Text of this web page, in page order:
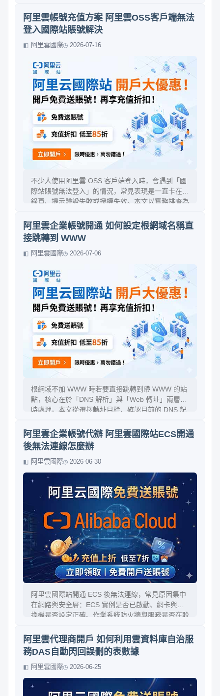
服務與防火牆」，最後覆盤日誌與例外情況。你可以
用最少步驟定位問題，避免反覆重裝或盲目改設定。
阿里雲帳號充值方案 阿里雲OSS客戶端無法
登入國際站賬號解決
阿里雲國際 2026-07-16
不少人使用阿里雲 OSS 客戶端登入時，會遇到「國
際站賬號無法登入」的情況，常見表現是一直卡在登
錄頁、提示驗證失敗或授權失效。本文以實務排查為
Cookie、國際站授權流程、客戶端版本與配置、賬
號權限與安全策略。最後給出可操作的解法與驗證步
驟，幫你快速恢復登入。
阿里雲企業帳號開通 如何設定根網域名稱直
接跳轉到 WWW
阿里雲國際 2026-07-06
根網域不加 WWW 時若要直接跳轉到帶 WWW 的站
點，核心在於「DNS 解析」與「Web 轉址」兩層同
時處理。本文從選擇轉址目標、確認目前的 DNS 記
端設定 301 永久轉址開始，並說明常見失敗原因、
除錯方法與對 SEO 的影響，讓設定過程穩定可控。
阿里雲企業帳號代辦 阿里雲國際站ECS開通
後無法連線怎麼辦
阿里雲國際 2026-06-30
阿里雲國際站開通 ECS 後無法連線，常見原因集中
在網路與安全層：ECS 實例是否已啟動、網卡與交
換機是否設定正確、作業系統防火牆與服務是否在聆
本文以排查流程為主線，從連線方式、IP/端口、雲
端安全組到本機路徑，並給出可直接照做的檢查清單
與修復策略，幫你在最短時間恢復連線。
阿里雲代理商開戶 如何利用雲資料庫自治服
務DAS自動閃回誤刪的表數據
阿里雲國際 2026-06-25